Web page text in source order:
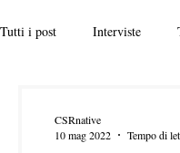
Tutti i post Interviste
CSRnative
10 mag 2022
Tempo di